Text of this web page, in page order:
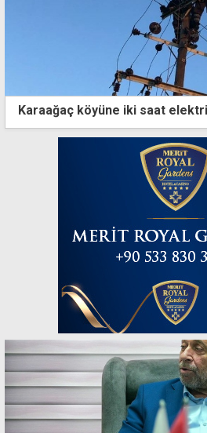
Karaağaç köyüne iki saat